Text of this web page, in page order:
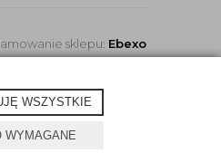
WSZYSTKIE
WYMAGANE
sklepu: Ebexo